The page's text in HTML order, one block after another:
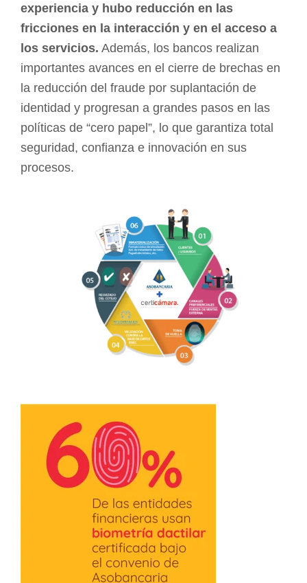
experiencia y hubo reducción en las
fricciones en la interacción y en el acceso a
los servicios. Además, los bancos realizan
importantes avances en el cierre de brechas en
la reducción del fraude por suplantación de
identidad y progresan a grandes pasos en las
políticas de “cero papel”, lo que garantiza total
seguridad, confianza e innovación en sus
procesos.